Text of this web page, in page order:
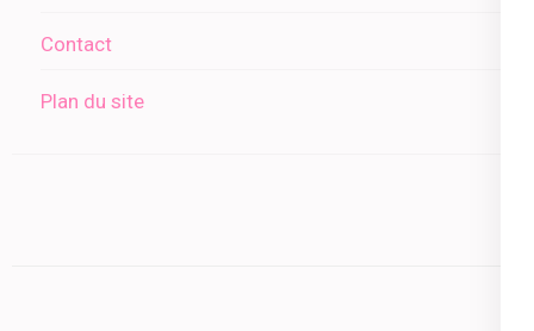
Contact
Plan du site